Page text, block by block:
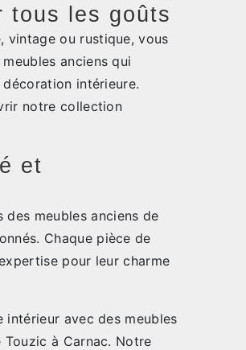
tous les goûts
vintage ou rustique, vous
anciens qui
intérieure.
notre collection
et
meubles anciens de
Chaque pièce de
pour leur charme
avec des meubles
Touzic à Carnac. Notre